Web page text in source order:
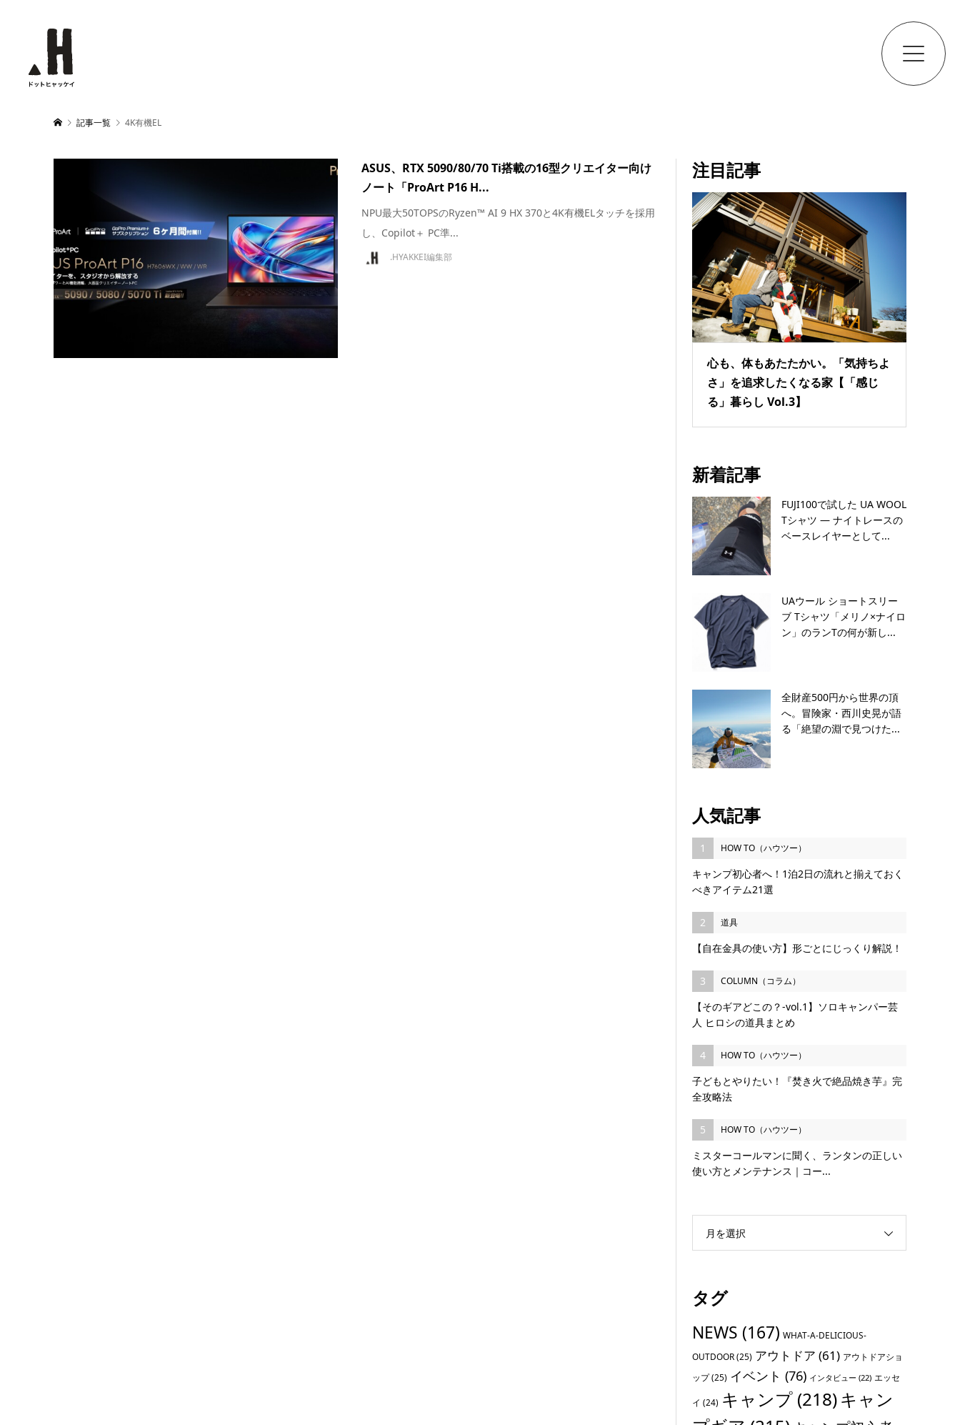
記事一覧 4K有機EL
ASUS、RTX 5090/80/70 Ti搭載の16型クリエイター向け
ノート「ProArt P16 H...
NPU最大50TOPSのRyzen™ AI 9 HX 370と4K有機ELタッチを採用
し、Copilot＋ PC準...
.HYAKKEI編集部
注目記事
心も、体もあたたかい。「気持ちよ
さ」を追求したくなる家【「感じ
る」暮らし Vol.3】
新着記事
FUJI100で試した UA WOOL
Tシャツ — ナイトレースの
ベースレイヤーとして...
UAウール ショートスリー
ブ Tシャツ「メリノ×ナイロ
ン」のランTの何が新し...
全財産500円から世界の頂
へ。冒険家・西川史晃が語
る「絶望の淵で見つけた...
人気記事
1 HOW TO（ハウツー）
キャンプ初心者へ！1泊2日の流れと揃えておく
べきアイテム21選
2 道具
【自在金具の使い方】形ごとにじっくり解説！
3 COLUMN（コラム）
【そのギアどこの？-vol.1】ソロキャンパー芸
人 ヒロシの道具まとめ
4 HOW TO（ハウツー）
子どもとやりたい！『焚き火で絶品焼き芋』完
全攻略法
5 HOW TO（ハウツー）
ミスターコールマンに聞く、ランタンの正しい
使い方とメンテナンス｜コー...
月を選択
タグ
NEWS (167) WHAT-A-DELICIOUS-
OUTDOOR(25) アウトドア (61) アウトドアショ
ップ(25) イベント (76) インタビュー (22) エッセ
イ (24) キャンプ (218)キャン